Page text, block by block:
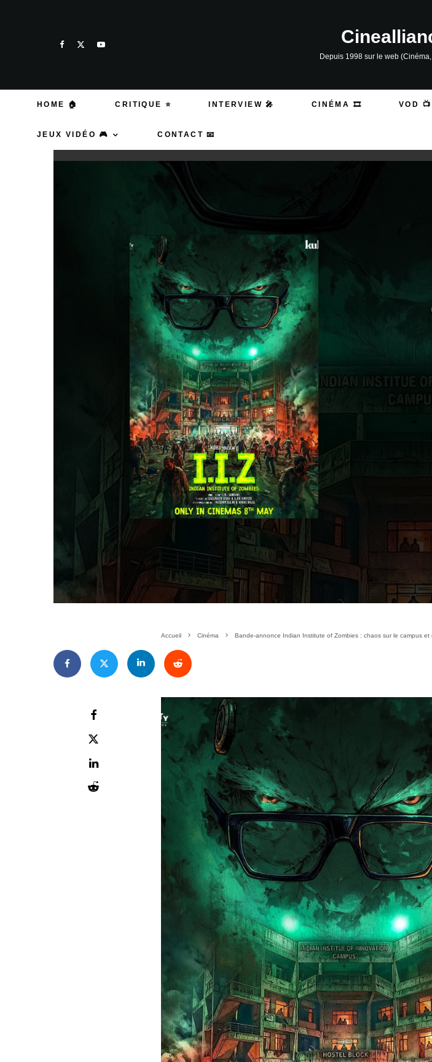
Depuis 1998 sur le web
HOME 🏠 CRITIQUE ⭐ INTERVIEW 🎤 CINÉMA 🎞️ VOD 📺
JEUX VIDÉO 🎮 CONTACT 📧
Accueil Cinéma Bande-annonce Indian Institute of Zombies : chaos sur le campus et